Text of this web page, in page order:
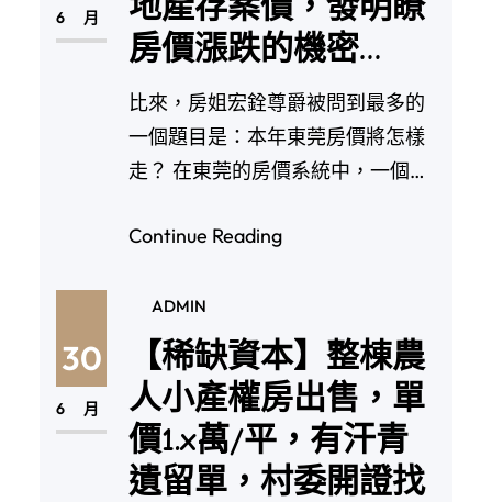
6 月
房價漲跌的機密…
比來，房姐宏銓尊爵被問到最多的
一個題目是：本年東莞房價將怎樣
走？ 在東莞的房價系統中，一個直
Continue Reading
30
6 月
ADMIN
【稀缺資本】整棟農
人小產權房出售，單
價1.x萬/平，有汗青
遺留單，村委開證找